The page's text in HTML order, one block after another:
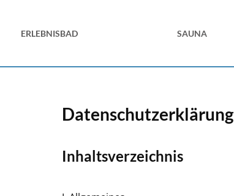
ERLEBNISBAD SAUNA
Datenschutzerklärung
Inhaltsverzeichnis